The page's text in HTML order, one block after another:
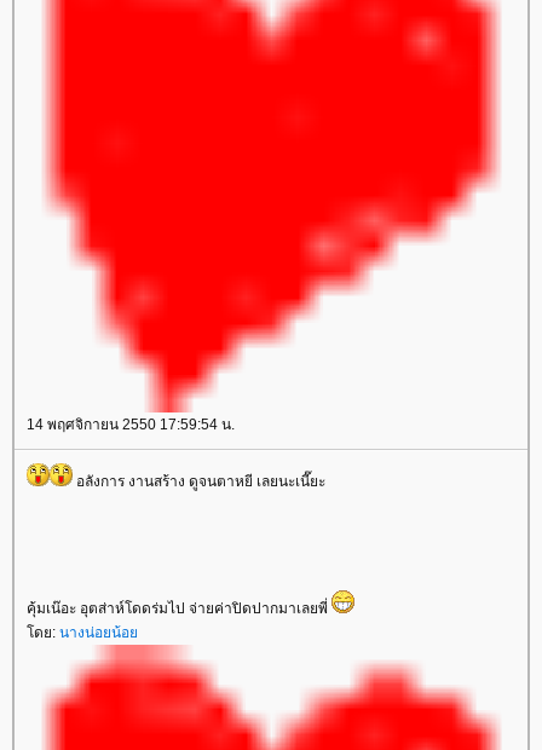
14 พฤศจิกายน 2550 17:59:54 น.
อลังการ งานสร้าง ดูจนตาหยี เลยนะเนี๊ยะ
คุ้มเน๊อะ อุตส่าห์โดดร่มไป จ่ายค่าปิดปากมาเลยพี่
ดย: นางน่อยน้อ